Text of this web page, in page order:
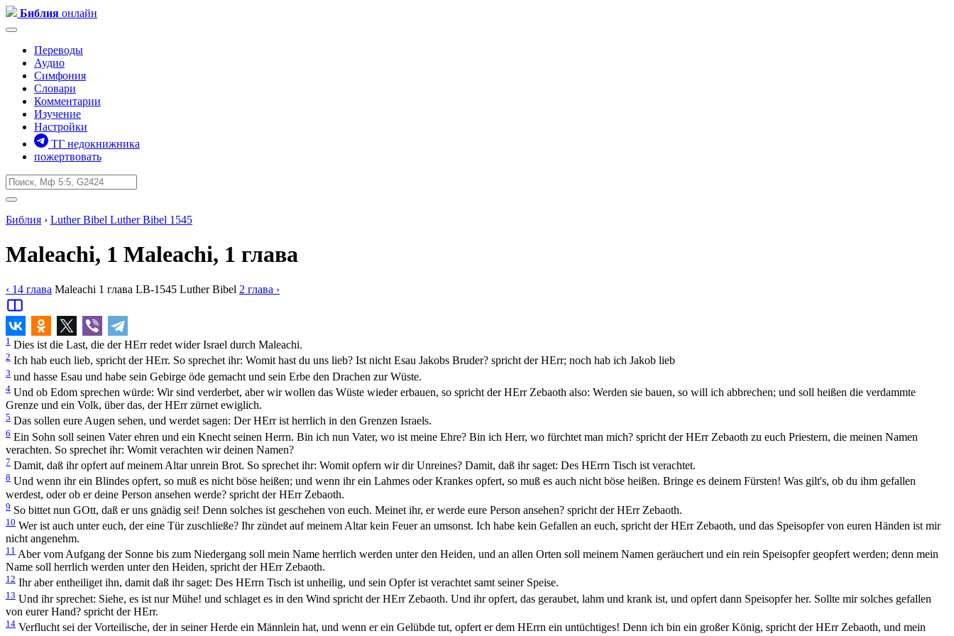
Библия онлайн
Переводы
Аудио
Симфония
Словари
Комментарии
Изучение
Настройки
ТГ недокнижника
пожертвовать
Библия › Luther Bibel Luther Bibel 1545
Maleachi, 1 Maleachi, 1 глава
‹ 14 глава Maleachi 1 глава LB-1545 Luther Bibel 2 глава ›
1 Dies ist die Last, die der HErr redet wider Israel durch Maleachi.
2 Ich hab euch lieb, spricht der HErr. So sprechet ihr: Womit hast du uns lieb? Ist nicht Esau Jakobs Bruder? spricht der HErr; noch hab ich Jakob lieb
3 und hasse Esau und habe sein Gebirge öde gemacht und sein Erbe den Drachen zur Wüste.
4 Und ob Edom sprechen würde: Wir sind verderbet, aber wir wollen das Wüste wieder erbauen, so spricht der HErr Zebaoth also: Werden sie bauen, so will ich abbrechen; und soll heißen die verdammte
Grenze und ein Volk, über das, der HErr zürnet ewiglich.
5 Das sollen eure Augen sehen, und werdet sagen: Der HErr ist herrlich in den Grenzen Israels.
6 Ein Sohn soll seinen Vater ehren und ein Knecht seinen Herrn. Bin ich nun Vater, wo ist meine Ehre? Bin ich Herr, wo fürchtet man mich? spricht der HErr Zebaoth zu euch Priestern, die meinen Namen
verachten. So sprechet ihr: Womit verachten wir deinen Namen?
7 Damit, daß ihr opfert auf meinem Altar unrein Brot. So sprechet ihr: Womit opfern wir dir Unreines? Damit, daß ihr saget: Des HErrn Tisch ist verachtet.
8 Und wenn ihr ein Blindes opfert, so muß es nicht böse heißen; und wenn ihr ein Lahmes oder Krankes opfert, so muß es auch nicht böse heißen. Bringe es deinem Fürsten! Was gilt's, ob du ihm gefallen
werdest, oder ob er deine Person ansehen werde? spricht der HErr Zebaoth.
9 So bittet nun GOtt, daß er uns gnädig sei! Denn solches ist geschehen von euch. Meinet ihr, er werde eure Person ansehen? spricht der HErr Zebaoth.
10 Wer ist auch unter euch, der eine Tür zuschließe? Ihr zündet auf meinem Altar kein Feuer an umsonst. Ich habe kein Gefallen an euch, spricht der HErr Zebaoth, und das Speisopfer von euren Händen ist mir
nicht angenehm.
11 Aber vom Aufgang der Sonne bis zum Niedergang soll mein Name herrlich werden unter den Heiden, und an allen Orten soll meinem Namen geräuchert und ein rein Speisopfer geopfert werden; denn mein
Name soll herrlich werden unter den Heiden, spricht der HErr Zebaoth.
12 Ihr aber entheiliget ihn, damit daß ihr saget: Des HErrn Tisch ist unheilig, und sein Opfer ist verachtet samt seiner Speise.
13 Und ihr sprechet: Siehe, es ist nur Mühe! und schlaget es in den Wind spricht der HErr Zebaoth. Und ihr opfert, das geraubet, lahm und krank ist, und opfert dann Speisopfer her. Sollte mir solches gefallen
von eurer Hand? spricht der HErr.
14 Verflucht sei der Vorteilische, der in seiner Herde ein Männlein hat, und wenn er ein Gelübde tut, opfert er dem HErrn ein untüchtiges! Denn ich bin ein großer König, spricht der HErr Zebaoth, und mein